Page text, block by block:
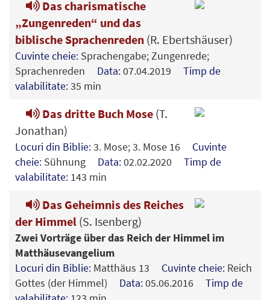
Das charismatische
„Zungenreden“ und das
biblische Sprachenreden (R. Ebertshäuser)
Cuvinte cheie: Sprachengabe; Zungenrede;
Sprachenreden Data:07.04.2019 Timp de
valabilitate:35 min
Das dritte Buch Mose (T.
Jonathan)
Locuri din Biblie:3. Mose; 3. Mose 16 Cuvinte
cheie: Sühnung Data:02.02.2020 Timp de
valabilitate: 143 min
Das Geheimnis des Reiches
der Himmel (S. Isenberg)
Zwei Vorträge über das Reich der Himmel im
Matthäusevangelium
Locuri din Biblie: Matthäus 13 Cuvinte cheie: Reich
Gottes (der Himmel) Data:05.06.2016 Timp de